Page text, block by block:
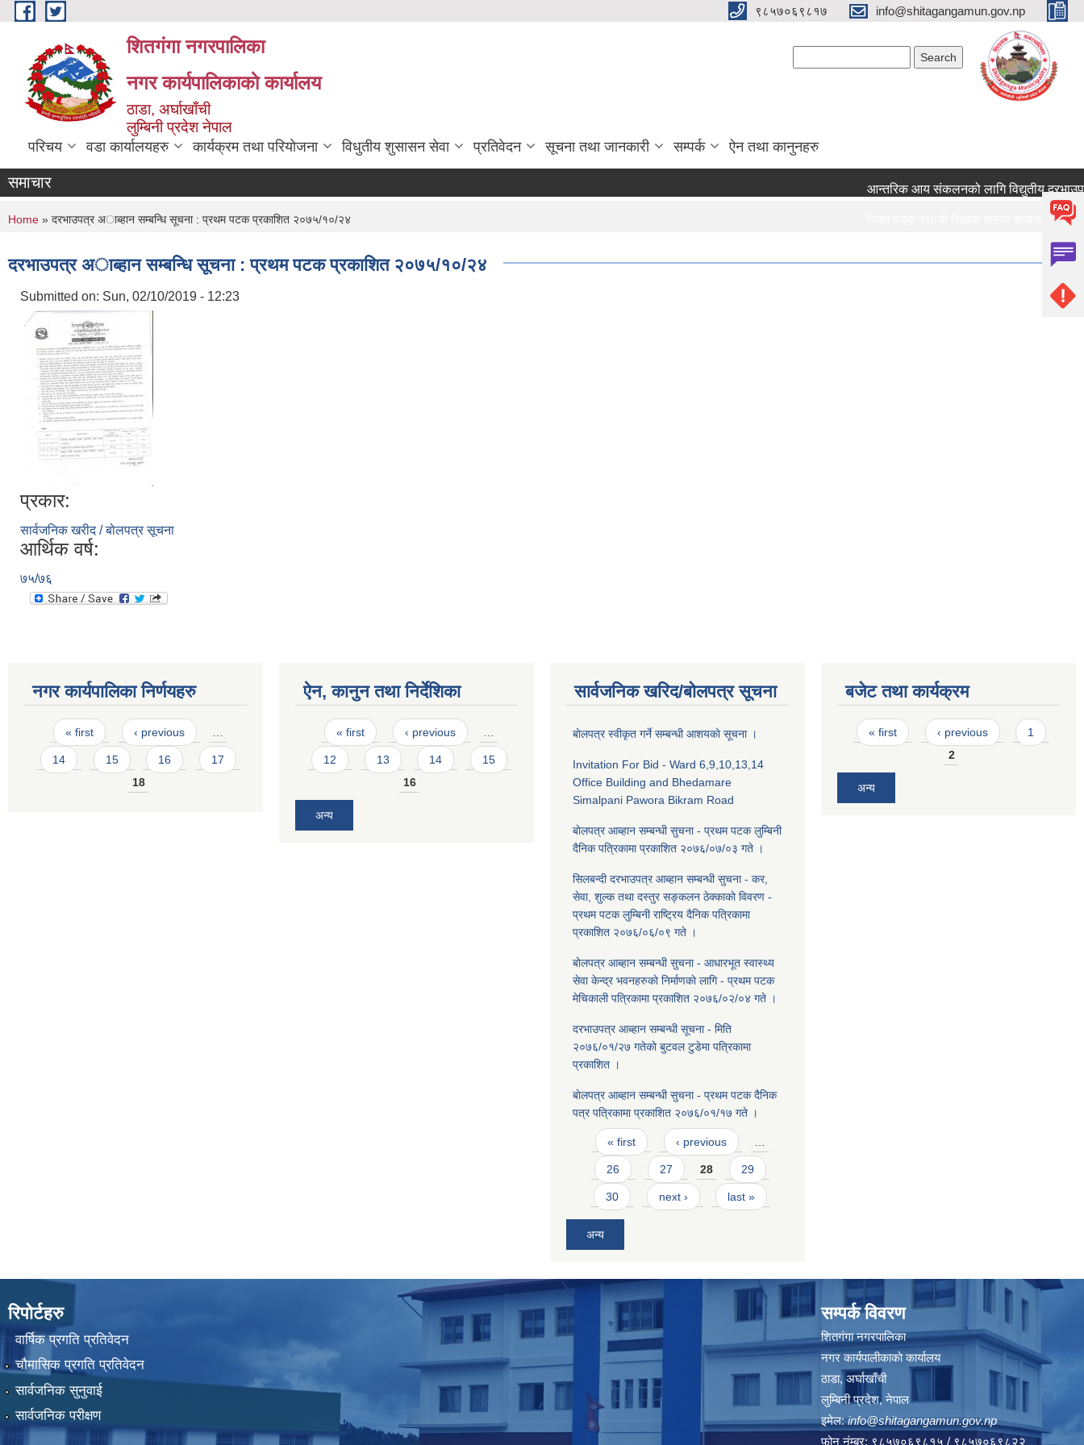
Skip to main content ९८५७०६९८१७ info@shitagangamun.gov.np
शितगंगा नगरपालिका
नगर कार्यपालिकाकाे कार्यालय
ठाडा, अर्घाखाँची
लुम्बिनी प्रदेश नेपाल
परिचय वडा कार्यालयहरु कार्यक्रम तथा परियोजना विधुतीय शुसासन सेवा प्रतिवेदन सूचना तथा जानकारी सम्पर्क ऐन तथा कानुनहरु
समाचार आन्तरिक आय संकलनको लागि विद्युतीय
रिक्त पदमा स्थायी शिक्षक सरुवा सम्बन्धमा ।।।
रिक्त पदमा स्थायी शिक्षक सरुवा सम्बन्धमा ।।।
You are here
Home » दरभाउपत्र अाब्हान सम्बन्धि सूचना : प्रथम पटक प्रकाशित २०७५/१०/२४
दरभाउपत्र अाब्हान सम्बन्धि सूचना : प्रथम पटक प्रकाशित २०७५/१०/२४
Submitted on: Sun, 02/10/2019 - 12:23
प्रकार:
सार्वजनिक खरीद / बोलपत्र सूचना
आर्थिक वर्ष:
७५/७६
नगर कार्यपालिका निर्णयहरु
Pages
« first ‹ previous
14 15 16
17
18
ऐन, कानुन तथा निर्देशिका
Pages
« first ‹ previous
12 13 14
15
16
अन्य
सार्वजनिक खरिद/बोलपत्र सूचना
बाेलपत्र स्वीकृत गर्ने सम्बन्धी आशयकाे सूचना ।
Invitation For Bid - Ward 6,9,10,13,14
Office Building and Bhedamare
Simalpani Pawora Bikram Road
बाेलपत्र आब्हान सम्बन्धी सुचना - प्रथम पटक लुम्बिनी
दैनिक पत्रिकामा प्रकाशित २०७६/०७/०३ गते ।
सिलबन्दी दरभाउपत्र आब्हान सम्बन्धी सुचना - कर,
सेवा, शुल्क तथा दस्तुर सङ्कलन ठेक्काकाे विवरण -
प्रथम पटक लुम्बिनी राष्ट्रिय दैनिक पत्रिकामा
प्रकाशित २०७६/०६/०९ गते ।
बाेलपत्र आब्हान सम्बन्धी सुचना - आधारभूत स्वास्थ्य
सेवा केन्द्र भवनहरुकाे निर्माणकाे लागि - प्रथम पटक
मेचिकाली पत्रिकामा प्रकाशित २०७६/०२/०४ गते ।
दरभाउपत्र आब्हान सम्बन्धी सूचना - मिति
२०७६/०१/२७ गतेकाे बुटवल टुडेमा पत्रिकामा
प्रकाशित ।
बाेलपत्र आब्हान सम्बन्धी सुचना - प्रथम पटक दैनिक
पत्र पत्रिकामा प्रकाशित २०७६/०१/१७ गते ।
Pages
« first ‹ previous
26 27 28 29
30 next › last »
अन्य
बजेट तथा कार्यक्रम
Pages
« first ‹ previous
1
2
अन्य
रिपोर्टहरु
वार्षिक प्रगति प्रतिवेदन
चौमासिक प्रगति प्रतिवेदन
सार्वजनिक सुनुवाई
सार्वजनिक परीक्षण
सम्पर्क विवरण
शितगंगा नगरपालिका
नगर कार्यपालीकाकाे कार्यालय
ठाडा, अर्घाखाँची
लुम्बिनी प्रदेश, नेपाल
इमेल:info@shitagangamun.gov.np
फोन नंम्बर: ९८५७०६९८१५ / ९८५७०६९८२२